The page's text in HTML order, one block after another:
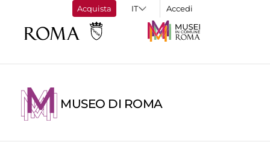
Acquista Accedi
MUSEO DI ROMA